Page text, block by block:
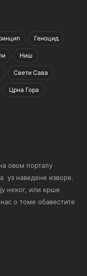
Геноцид
Ниш
Свети Сава
Црна Гора
овом порталу
уз наведене изворе.
неког, или крше
о томе обавестите